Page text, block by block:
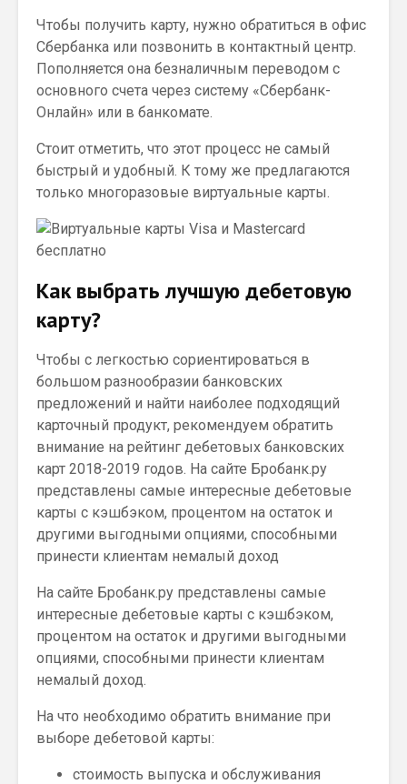
Чтобы получить карту, нужно обратиться в офис
Сбербанка или позвонить в контактный центр.
Пополняется она безналичным переводом с
основного счета через систему «Сбербанк-
Онлайн» или в банкомате.
Стоит отметить, что этот процесс не самый
быстрый и удобный. К тому же предлагаются
только многоразовые виртуальные карты.
Как выбрать лучшую дебетовую
карту?
Чтобы с легкостью сориентироваться в
большом разнообразии банковских
предложений и найти наиболее подходящий
карточный продукт, рекомендуем обратить
внимание на рейтинг дебетовых банковских
карт 2018-2019 годов. На сайте Бробанк.ру
представлены самые интересные дебетовые
карты с кэшбэком, процентом на остаток и
другими выгодными опциями, способными
принести клиентам немалый доход
На сайте Бробанк.ру представлены самые
интересные дебетовые карты с кэшбэком,
процентом на остаток и другими выгодными
опциями, способными принести клиентам
немалый доход.
На что необходимо обратить внимание при
выборе дебетовой карты:
стоимость выпуска и обслуживания